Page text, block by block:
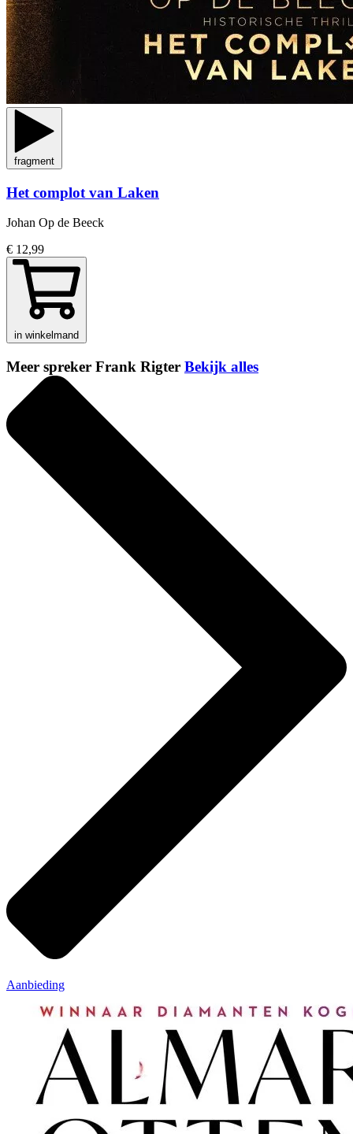
fragment
Het complot van Laken
Johan Op de Beeck
€ 12,99
in winkelmand
Meer spreker Frank Rigter Bekijk alles
Aanbieding